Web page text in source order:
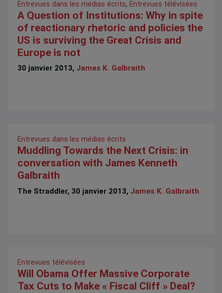
Entrevues dans les médias écrits,Entrevues télévisées
A Question of Institutions: Why in spite
of reactionary rhetoric and policies the
US is surviving the Great Crisis and
Europe is not
30 janvier 2013, James K. Galbraith
Entrevues dans les médias écrits
Muddling Towards the Next Crisis: in
conversation with James Kenneth
Galbraith
The Straddler, 30 janvier 2013, James K. Galbraith
Entrevues télévisées
Will Obama Offer Massive Corporate
Tax Cuts to Make « Fiscal Cliff » Deal?